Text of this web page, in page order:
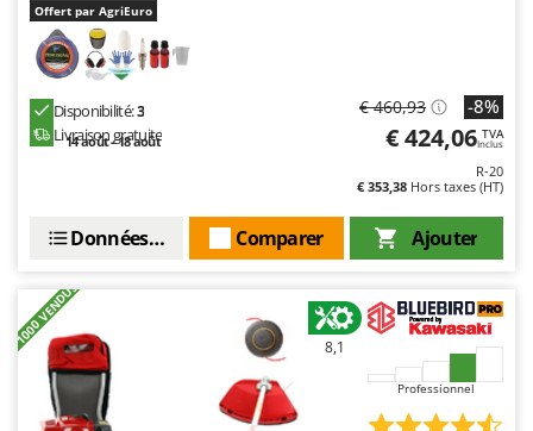
W
Waldner
Weber
WIDU
Wortex
Y Yard Force
Zanon
Offert par AgriEuro
Disponibilité:3
Livraison gratuite
14 août - 18 août
€ 460,93 -8%
€ 424,06 TVA
Inclus
R-20
€ 353,38 Hors taxes (HT)
Ajouter
Comparer
Données techniques
+1000 VENDUS 8,1
Professionnel